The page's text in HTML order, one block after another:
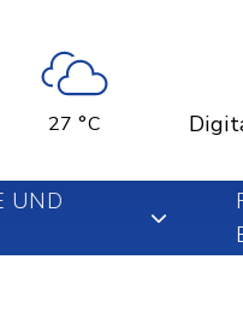
27 °C
UND